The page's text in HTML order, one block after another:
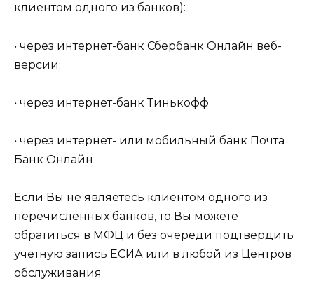
клиентом одного из банков):
• через интернет-банк Сбербанк Онлайн веб-
версии;
• через интернет-банк Тинькофф
• через интернет- или мобильный банк Почта
Банк Онлайн
Если Вы не являетесь клиентом одного из
перечисленных банков, то Вы можете
обратиться в МФЦ и без очереди подтвердить
учетную запись ЕСИА или в любой из Центров
обслуживания